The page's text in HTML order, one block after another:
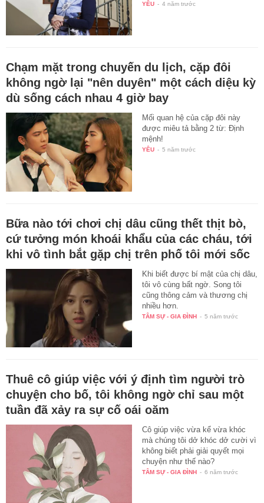
YÊU - 4 năm trước
Chạm mặt trong chuyến du lịch, cặp đôi
không ngờ lại "nên duyên" một cách diệu kỳ
dù sống cách nhau 4 giờ bay
Mối quan hệ của cặp đôi này
được miêu tả bằng 2 từ: Định
mệnh!
YÊU - 5 năm trước
Bữa nào tới chơi chị dâu cũng thết thịt bò,
cứ tưởng món khoái khẩu của các cháu, tới
khi vô tình bắt gặp chị trên phố tôi mới sốc
Khi biết được bí mật của chị dâu,
tôi vô cùng bất ngờ. Song tôi
cũng thông cảm và thương chị
nhiều hơn.
TÂM SỰ - GIA ĐÌNH - 5 năm trước
Thuê cô giúp việc với ý định tìm người trò
chuyện cho bố, tôi không ngờ chỉ sau một
tuần đã xảy ra sự cố oái oăm
Cô giúp việc vừa kể vừa khóc
mà chúng tôi dở khóc dở cười vì
không biết phải giải quyết mọi
chuyện như thế nào?
TÂM SỰ - GIA ĐÌNH - 6 năm trước